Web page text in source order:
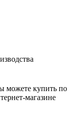
можете купить по
магазине